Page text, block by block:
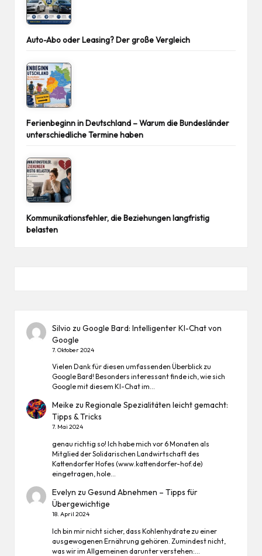
Auto-Abo oder Leasing? Der große Vergleich
Ferienbeginn in Deutschland – Warum die Bundesländer
unterschiedliche Termine haben
Kommunikationsfehler, die Beziehungen langfristig
belasten
Silvio zuGoogle Bard: Intelligenter KI-Chat von
Google
7. Oktober 2024
Vielen Dank für diesen umfassenden Überblick zu
Google Bard! Besonders interessant finde ich, wie sich
Google mit diesem KI-Chat im…
Meike zuRegionale Spezialitäten leicht gemacht:
Tipps & Tricks
7. Mai 2024
genau richtig so! Ich habe mich vor 6 Monaten als
Mitglied der Solidarischen Landwirtschaft des
Kattendorfer Hofes (www.kattendorfer-hof.de)
eingetragen, hole…
Evelyn zuGesund Abnehmen – Tipps für
Übergewichtige
18. April 2024
Ich bin mir nicht sicher, dass Kohlenhydrate zu einer
ausgewogenen Ernährung gehören. Zumindest nicht,
was wir im Allgemeinen darunter verstehen:…